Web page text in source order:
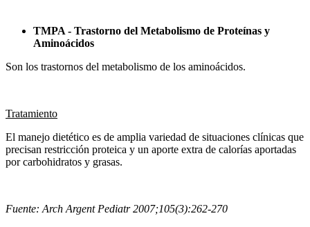
TMPA - Trastorno del Metabolismo de Proteínas y
Aminoácidos
Son los trastornos del metabolismo de los aminoácidos.
Tratamiento
El manejo dietético es de amplia variedad de situaciones clínicas que
precisan restricción proteica y un aporte extra de calorías aportadas
por carbohidratos y grasas.
Fuente: Arch Argent Pediatr 2007;105(3):262-270